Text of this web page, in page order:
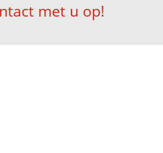
met u op!